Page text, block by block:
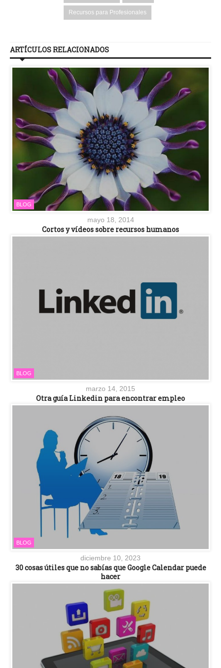
Recursos para Profesionales
ARTÍCULOS RELACIONADOS
BLOG
mayo 18, 2014
Cortos y vídeos sobre recursos humanos
BLOG
marzo 14, 2015
Otra guía Linkedin para encontrar empleo
BLOG
diciembre 10, 2023
30 cosas útiles que no sabías que Google Calendar puede
hacer